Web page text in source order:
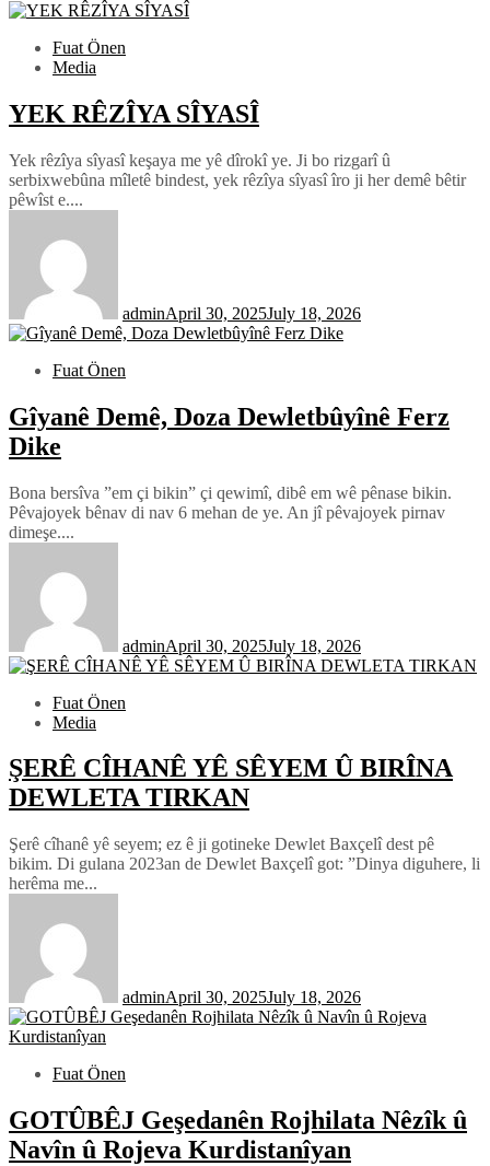
Fuat Önen
Media
YEK RÊZÎYA SÎYASÎ
Yek rêzîya sîyasî keşaya me yê dîrokî ye. Ji bo rizgarî û
serbixwebûna mîletê bindest, yek rêzîya sîyasî îro ji her demê bêtir
pêwîst e....
adminApril 30, 2025July 18, 2026
Fuat Önen
Gîyanê Demê, Doza Dewletbûyînê Ferz
Dike
Bona bersîva ”em çi bikin” çi qewimî, dibê em wê pênase bikin.
Pêvajoyek bênav di nav 6 mehan de ye. An jî pêvajoyek pirnav
dimeşe....
adminApril 30, 2025July 18, 2026
Fuat Önen
Media
ŞERÊ CÎHANÊ YÊ SÊYEM Û BIRÎNA
DEWLETA TIRKAN
Şerê cîhanê yê seyem; ez ê ji gotineke Dewlet Baxçelî dest pê
bikim. Di gulana 2023an de Dewlet Baxçelî got: ”Dinya diguhere, li
herêma me...
adminApril 30, 2025July 18, 2026
Fuat Önen
GOTÛBÊJ Geşedanên Rojhilata Nêzîk û
Navîn û Rojeva Kurdistanîyan